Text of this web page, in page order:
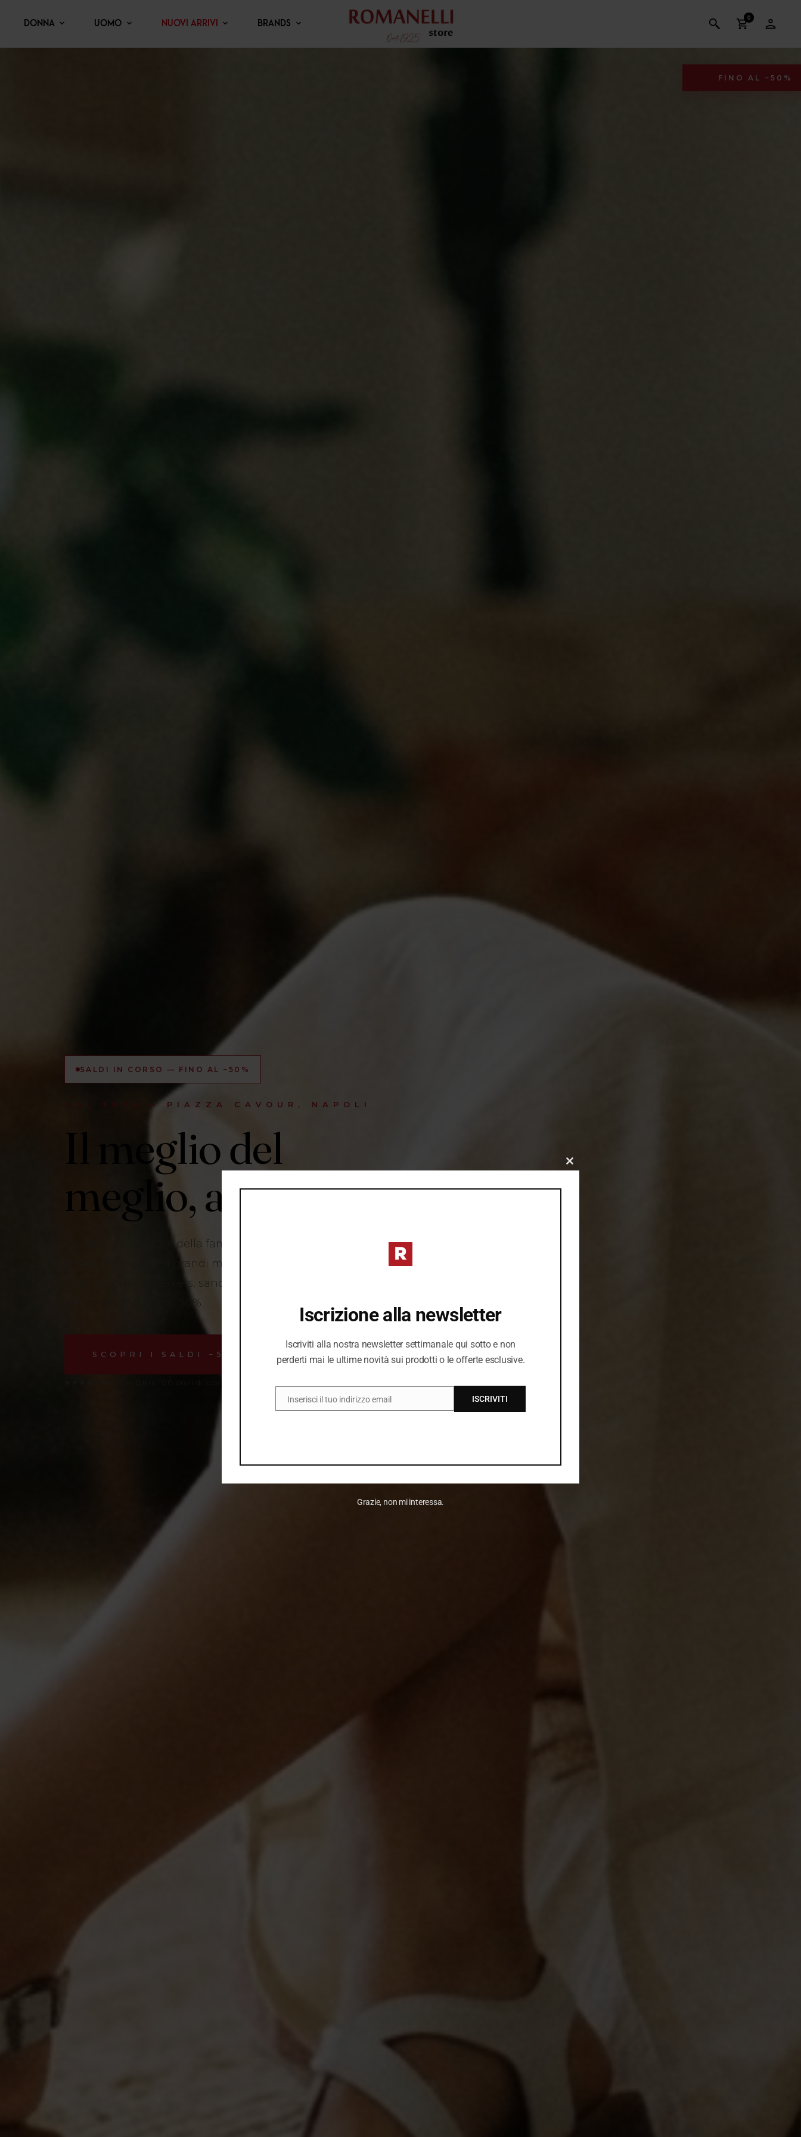
DONNA UOMO NUOVI ARRIVI BRANDS
0
FINO AL −50%
SALDI IN CORSO — FINO AL −50%
DAL 1925 — PIAZZA CAVOUR, NAPOLI
Il meglio del
meglio, a Napoli.
Quattro generazioni della famiglia Romanelli
selezionano per te i grandi marchi italiani e
internazionali: sneakers, sandali, borse e accessori,
ora con sconti fino al 50%.
SCOPRI I SALDI −50%
CLOSE
Iscrizione alla newsletter
Iscriviti alla nostra newsletter settimanale qui sotto e non
perderti mai le ultime novità sui prodotti o le offerte esclusive.
EMAIL
Inserisci il tuo indirizzo email ISCRIVITI
Grazie, non mi interessa.